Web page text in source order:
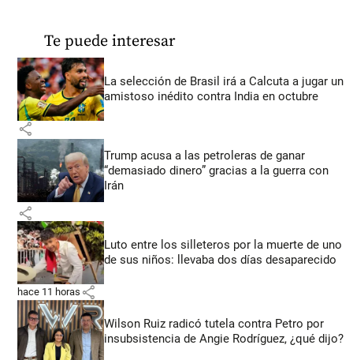
Te puede interesar
La selección de Brasil irá a Calcuta a jugar un
amistoso inédito contra India en octubre
share
Trump acusa a las petroleras de ganar
“demasiado dinero” gracias a la guerra con
Irán
share
Luto entre los silleteros por la muerte de uno
de sus niños: llevaba dos días desaparecido
hace 11 horas share
Wilson Ruiz radicó tutela contra Petro por
insubsistencia de Angie Rodríguez, ¿qué dijo?